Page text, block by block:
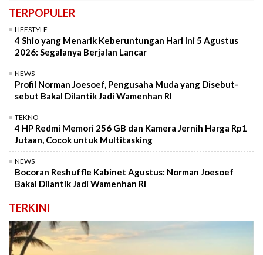
TERPOPULER
LIFESTYLE
4 Shio yang Menarik Keberuntungan Hari Ini 5 Agustus
2026: Segalanya Berjalan Lancar
NEWS
Profil Norman Joesoef, Pengusaha Muda yang Disebut-
sebut Bakal Dilantik Jadi Wamenhan RI
TEKNO
4 HP Redmi Memori 256 GB dan Kamera Jernih Harga Rp1
Jutaan, Cocok untuk Multitasking
NEWS
Bocoran Reshuffle Kabinet Agustus: Norman Joesoef
Bakal Dilantik Jadi Wamenhan RI
TERKINI